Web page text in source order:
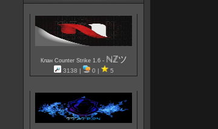
Клан Counter Strike 1.6 - ℕℤツ
3138 | 0 | 5